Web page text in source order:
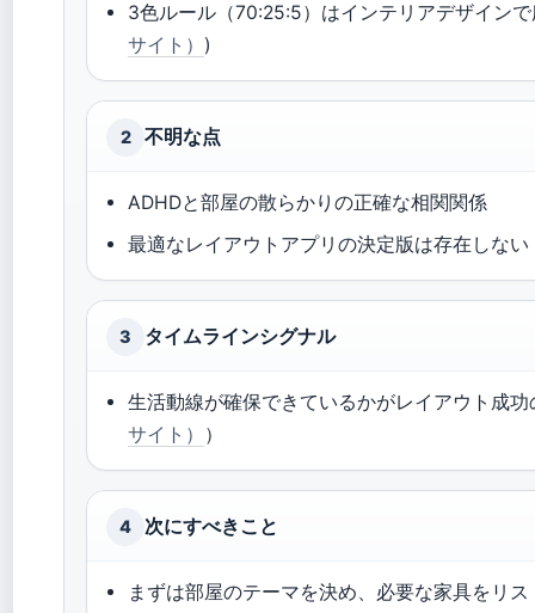
3色ルール（70:25:5）はインテリアデザイン
サイト） )
2 不明な点
ADHDと部屋の散らかりの正確な相関関係
最適なレイアウトアプリの決定版は存在しない
3 タイムラインシグナル
生活動線が確保できているかがレイアウト成
サイト） ）
4 次にすべきこと
まずは部屋のテーマを決め、必要な家具をリ